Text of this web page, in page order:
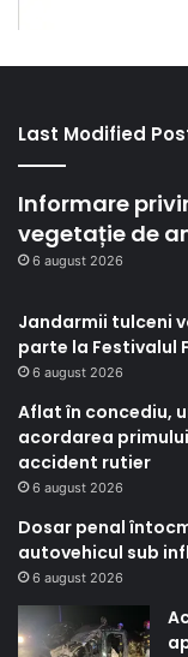
Last Modified
Informare
vegetație de
6 august 2026
Jandarmii tulceni
parte la Festivalul
6 august 2026
Aflat în concediu,
acordarea
accident rutier
6 august 2026
Dosar penal
autovehicul sub
6 august 2026